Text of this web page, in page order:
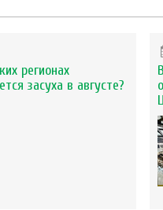
регионах
засуха в августе?